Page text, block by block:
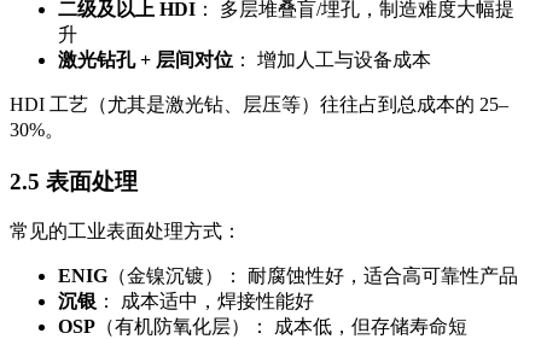
二级及以上 HDI ： 多层堆叠盲/埋孔，制造难度大幅提
升
激光钻孔 + 层间对位 ： 增加人工与设备成本
HDI 工艺（尤其是激光钻、层压等）往往占到总成本的 25–
30%。
2.5 表面处理
常见的工业表面处理方式：
ENIG （金镍沉镀）： 耐腐蚀性好，适合高可靠性产品
沉银 ： 成本适中，焊接性能好
OSP （有机防氧化层）： 成本低，但存储寿命短